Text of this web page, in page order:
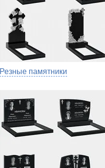
Резные памятники